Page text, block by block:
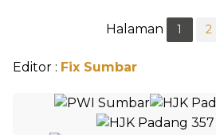
Halaman 1 2
Editor : Fix Sumbar